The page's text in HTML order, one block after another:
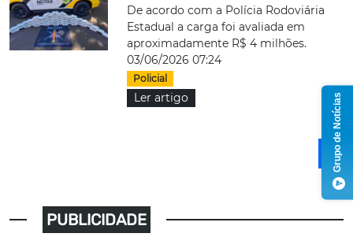
De acordo com a Polícia Rodoviária
Estadual a carga foi avaliada em
aproximadamente R$ 4 milhões.
03/06/2026 07:24
Policial
Ler artigo
PUBLICIDADE
Grupo de Notícias